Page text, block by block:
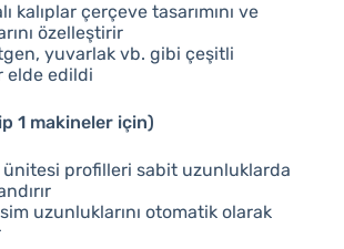
kalıplar çerçeve tasarımını ve
özelleştirir
yuvarlak vb. gibi çeşitli
elde edildi
1 makineler için)
ünitesi profilleri sabit uzunluklarda
uzunluklarını otomatik olarak